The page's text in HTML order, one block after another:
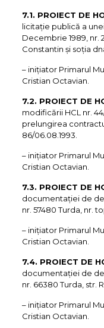
7.1. PROIECT DE
licitație publică a
Decembrie 1989, nr.
Constantin și soția
– iniţiator Primarul
Cristian Octavian.
7.2. PROIECT DE
modificării HCL nr.
prelungirea
86/06.08.1993.
– iniţiator Primarul
Cristian Octavian.
7.3. PROIECT DE
documentației de
nr. 57480 Turda, nr.
– iniţiator Primarul
Cristian Octavian.
7.4. PROIECT DE
documentației de
nr. 66380 Turda, str.
– iniţiator Primarul
Cristian Octavian.